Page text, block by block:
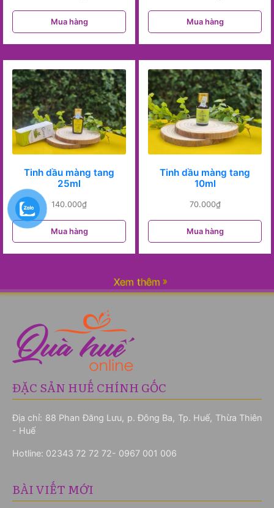
Mua hàng Mua hàng
Tinh dầu màng tang
25ml
140.000₫
Mua hàng
Tinh dầu màng tang
10ml
70.000₫
Mua hàng
Xem thêm
ĐẶC SẢN HUẾ CHÍNH GỐC
Địa chỉ: 88 Phan Đăng Lưu, p. Đông Ba, Tp. Huế, Thừa Thiên
- Huế
Hotline: 02343 72 72 72- 0967 001 006
BÀI VIẾT MỚI